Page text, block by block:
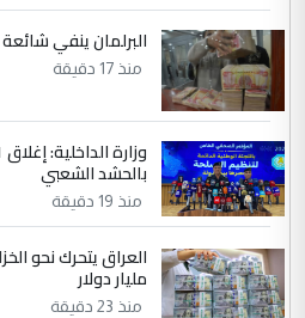
يوسف غزوان عصمت
التعليق : بكالوريوس
زوجتي أيضا بكالوريوس
إكمال دراستي داخل ...
الموضوع :
السعودية توافق
إعطاء 100 منحة دراسية
جامعاتها سنويا
البرلمان ينفي شائعة
منذ 17 دقيقة
بالحشد الشعبي
منذ 19 دقيقة
مليار دولار
منذ 23 دقيقة